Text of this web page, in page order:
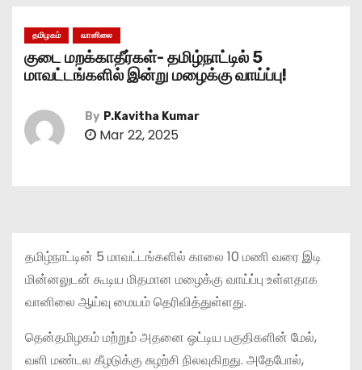
தமிழகம் வானிலை
குடை மறக்காதீர்கள்- தமிழ்நாட்டில் 5
மாவட்டங்களில் இன்று மழைக்கு வாய்ப்பு!
By P.Kavitha Kumar
Mar 22, 2025
தமிழ்நாட்டின் 5 மாவட்டங்களில் காலை 10 மணி வரை இடி
மின்னலுடன் கூடிய மிதமான மழைக்கு வாய்ப்பு உள்ளதாக
வானிலை ஆய்வு மையம் தெரிவித்துள்ளது.
தென்தமிழகம் மற்றும் அதனை ஒட்டிய பகுதிகளின் மேல்,
வளி மண்டல கீழடுக்கு சுழற்சி நிலவுகிறது. அதேபோல்,